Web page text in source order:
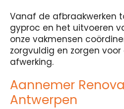
Vanaf de afbraakwerken
gyproc en het uitvoeren
onze vakmensen
zorgvuldig en zorgen
afwerking.
Aannemer
Antwerpen